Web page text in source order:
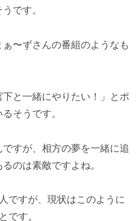
です。
〜ずさんの番組のようなも
と一緒にやりたい！」とポ
そうです。
すが、相方の夢を一緒に追
のは素敵ですよね。
ですが、現状はこのように
です。